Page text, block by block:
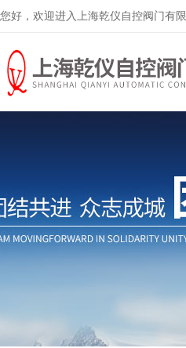
您好，欢迎进入上海乾仪自控阀门有